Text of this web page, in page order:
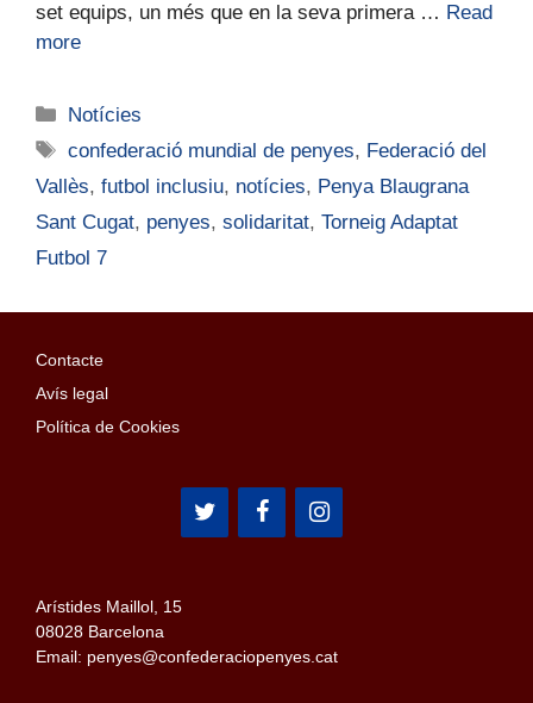
set equips, un més que en la seva primera … Read
more
Notícies
confederació mundial de penyes, Federació del
Vallès, futbol inclusiu, notícies, Penya Blaugrana
Sant Cugat, penyes, solidaritat, Torneig Adaptat
Futbol 7
Contacte
Avís legal
Política de Cookies
Arístides Maillol, 15
08028 Barcelona
Email: penyes@confederaciopenyes.cat